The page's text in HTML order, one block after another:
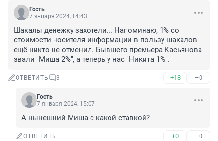
Гость
7 января 2024, 14:43
Шакалы денежку захотели... Напоминаю, 1% со
стоимости носителя информации в пользу шакалов
ещё никто не отменил. Бывшего премьера Касьянова
звали "Миша 2%", а теперь у нас "Никита 1%".
ОТВЕТИТЬ 3 +18 –0
Гость
7 января 2024, 15:07
А нынешний Миша с какой ставкой?
ОТВЕТИТЬ +0 –0